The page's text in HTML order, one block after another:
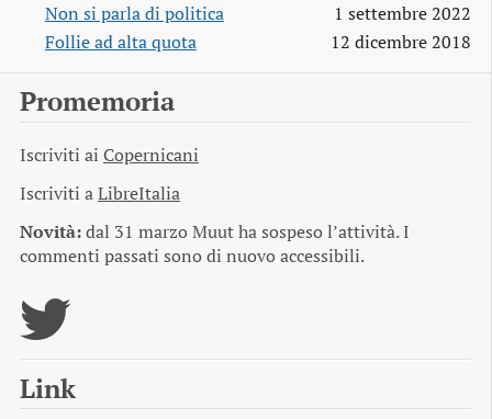
Non si parla di politica
1 settembre 2022
Follie ad alta quota
12 dicembre 2018
Promemoria
Iscriviti ai Copernicani
Iscriviti aLibreItalia
Novità:dal 31 marzo Muut ha sospeso l’attività. I
commenti passati sono di nuovo accessibili.
Link